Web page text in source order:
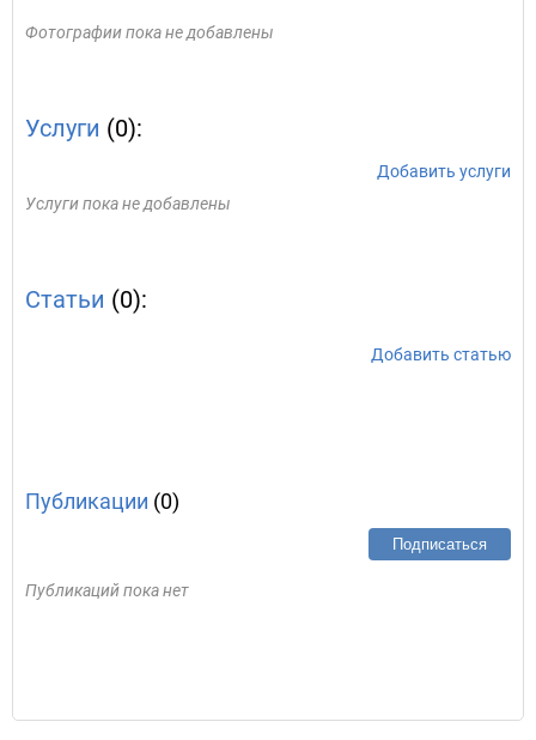
Фотографии пока не добавлены
Услуги (0):
Добавить услуги
Услуги пока не добавлены
Статьи (0):
Добавить статью
Публикации (0)
Подписаться
Публикаций пока нет